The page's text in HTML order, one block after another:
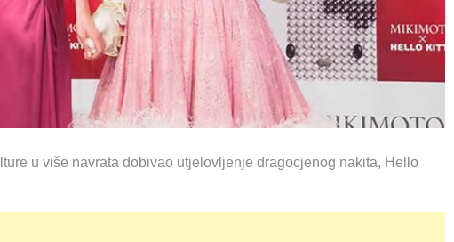
u više navrata dobivao utjelovljenje dragocjenog nakita, Hello